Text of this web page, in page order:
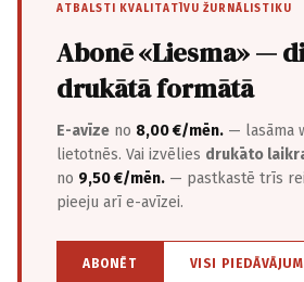
ATBALSTI KVALITATĪVU ŽURNĀLISTIKU
Abonē «Liesma» —
drukātā formātā
E-avīze no 8,00 €/mēn. — lasāma
lietotnēs. Vai izvēlies drukāto
no 9,50 €/mēn. — pastkastē trīs
pieeju arī e-avīzei.
ABONĒT VISI